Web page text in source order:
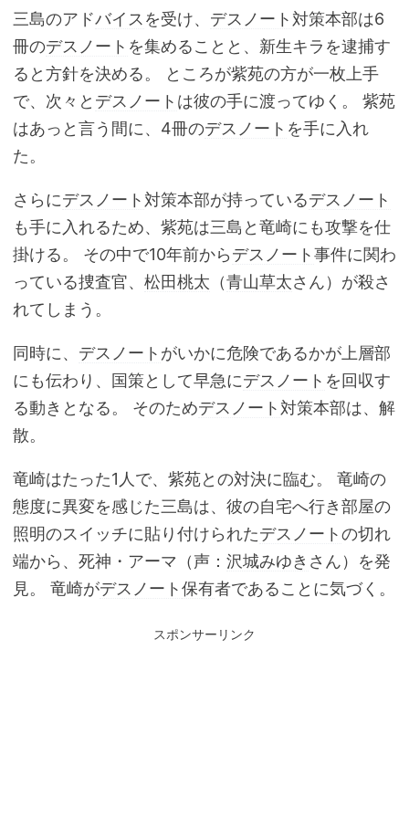
三島のアドバイスを受け、 デスノート 対策本部は6
冊のデスノート を集めることと、新生キラを逮捕す
ると方針を決める。 ところが紫苑の方が一枚上手
で、次々と デスノート は彼の手に渡ってゆく。 紫苑
はあっと言う間に、4冊のデスノート を手に入れ
た。
さらにデスノート 対策本部が持っているデスノート
も手に入れるため、紫苑は三島と竜崎にも攻撃を仕
掛ける。 その中で10年前からデスノート事件に関わ
っている捜査官、 松田桃太 （青山草太さん）が殺さ
れてしまう。
同時に、 デスノート がいかに危険であるかが上層部
にも伝わり、国策として早急にデスノート を回収す
る動きとなる。 そのためデスノート 対策本部は、解
散。
竜崎はたった1人で、紫苑との対決に臨む。 竜崎の
態度に異変を感じた三島は、彼の自宅へ行き部屋の
照明のスイッチに貼り付けられたデスノートの切れ
端から、死神・アーマ（声： 沢城みゆき さん）を発
見。 竜崎がデスノート保有者であることに気づく。
スポンサーリンク